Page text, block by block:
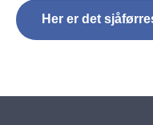
Her er det